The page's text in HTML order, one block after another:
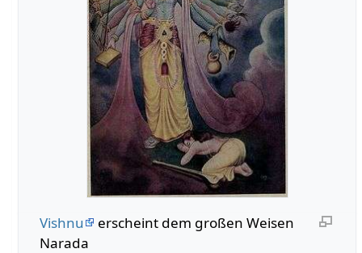
Vishnu
erscheint dem großen Weisen
Narada